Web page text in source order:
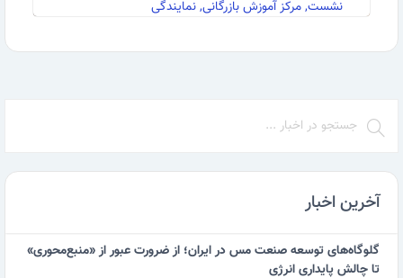
نشست, مرکز آموزش بازرگانی, نمایندگی
ادامه مطلب
آخرین اخبار
گلوگاه‌های توسعه صنعت مس در ایران؛ از ضرورت عبور از «منبع‌محوری»
تا چالش پایداری انرژی